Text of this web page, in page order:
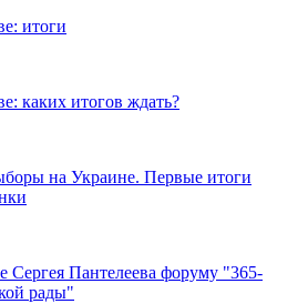
итоги
каких итогов ждать?
на Украине. Первые итоги
Сергея Пантелеева форуму "365-
рады"